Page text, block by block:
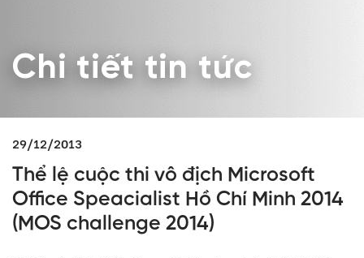
Chi tiết tin tức
29/12/2013
Thể lệ cuộc thi vô địch Microsoft
Office Speacialist Hồ Chí Minh 2014
(MOS challenge 2014)